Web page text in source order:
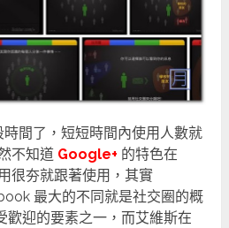
時間了，短短時間內使用人數就
不知道 Google+ 的特色在
很夯就跟著使用，其實
最大的不同就是社交圈的概
歡迎的要素之一，而艾維斯在